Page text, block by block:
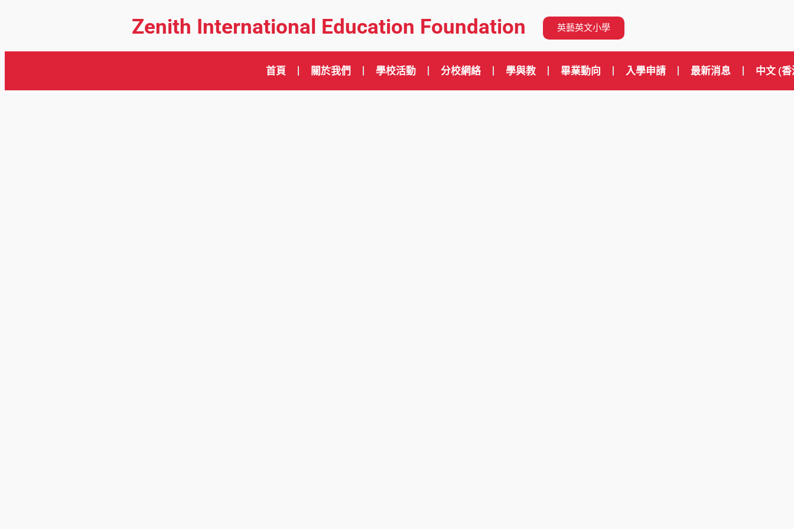
Zenith International Education Foundation 英藝英文小學
首頁 關於我們 學校活動 分校網絡 學與教 畢業動向 入學申請 最新消息 中文 (